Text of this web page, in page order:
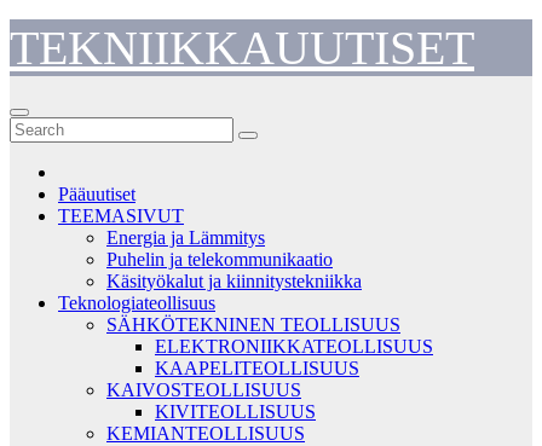
Skip
content
TEKNIIKKAUUTISET
Pääuutiset
TEEMASIVUT
Energia ja Lämmitys
Puhelin ja telekommunikaatio
Käsityökalut ja kiinnitystekniikka
Teknologiateollisuus
SÄHKÖTEKNINEN TEOLLISUUS
ELEKTRONIIKKATEOLLISUUS
KAAPELITEOLLISUUS
KAIVOSTEOLLISUUS
KIVITEOLLISUUS
KEMIANTEOLLISUUS